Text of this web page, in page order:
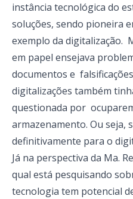
instância tecnológica do
soluções, sendo pioneira
exemplo da digitalização.
em papel ensejava
documentos e
digitalizações também
questionada por
armazenamento. Ou seja,
definitivamente para o
Já na perspectiva da Ma.
qual está pesquisando
tecnologia tem potencial